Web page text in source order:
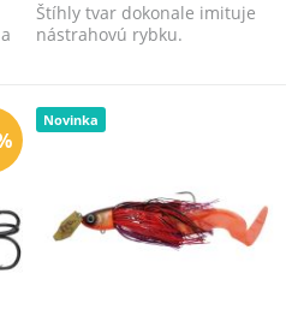
Štíhly tvar dokonale imituje
nástrahovú rybku.
Novinka